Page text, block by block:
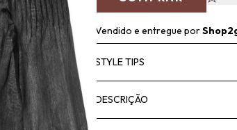
Vendido e entregue por
STYLE TIPS
DESCRIÇÃO